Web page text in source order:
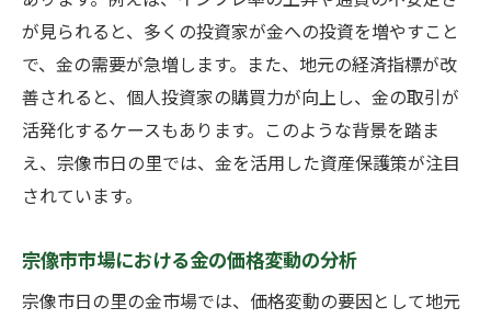
が見られると、多くの投資家が金への投資を増やすこと
で、金の需要が急増します。また、地元の経済指標が改
善されると、個人投資家の購買力が向上し、金の取引が
活発化するケースもあります。このような背景を踏ま
え、宗像市日の里では、金を活用した資産保護策が注目
されています。
宗像市市場における金の価格変動の分析
宗像市日の里の金市場では、価格変動の要因として地元